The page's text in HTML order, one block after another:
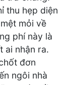
thu hẹp diện
mỏi về
phí này là
ai nhận ra.
đơn
ngôi nhà